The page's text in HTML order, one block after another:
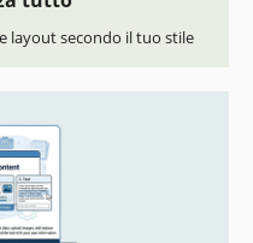
layout secondo il tuo stile